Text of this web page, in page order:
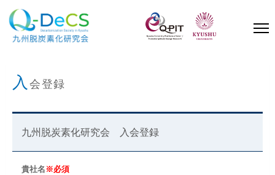
content
入 会登録
九州脱炭素化研究会 入会登録
貴社名※必須